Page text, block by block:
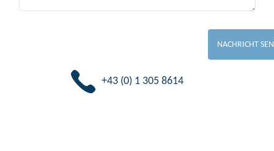
+43 (0) 1 305 8614